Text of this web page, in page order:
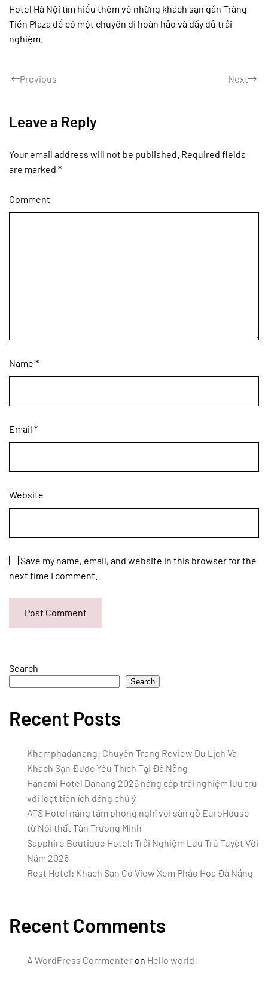
Hotel Hà Nội tìm hiểu thêm về những khách sạn gần Tràng
Tiền Plaza để có một chuyến đi hoàn hảo và đầy đủ trải
nghiệm.
Previous Next
Leave a Reply
Your email address will not be published. Required fields
are marked *
Comment
Name *
Email *
Website
Save my name, email, and website in this browser for the
next time I comment.
Post Comment
Search
Search
Recent Posts
Khamphadanang: Chuyên Trang Review Du Lịch Và
Khách Sạn Được Yêu Thích Tại Đà Nẵng
Hanami Hotel Danang 2026 nâng cấp trải nghiệm lưu trú
với loạt tiện ích đáng chú ý
ATS Hotel nâng tầm phòng nghỉ với sàn gỗ EuroHouse
từ Nội thất Tân Trường Minh
Sapphire Boutique Hotel: Trải Nghiệm Lưu Trú Tuyệt Vời
Năm 2026
Rest Hotel: Khách Sạn Có View Xem Pháo Hoa Đà Nẵng
Recent Comments
A WordPress Commenter on Hello world!